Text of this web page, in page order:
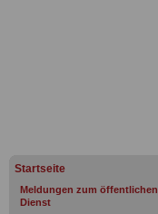
Startseite
Meldungen zum öffentlichen
Dienst